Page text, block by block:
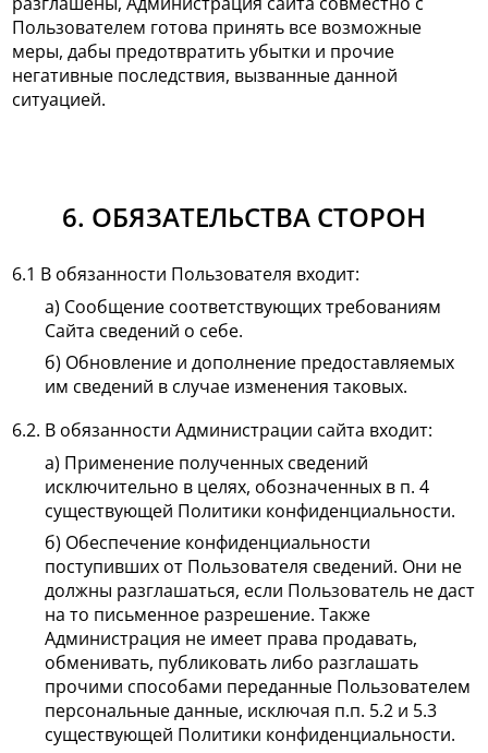
Пользователем готова принять все возможные
меры, дабы предотвратить убытки и прочие
негативные последствия, вызванные данной
ситуацией.
6. ОБЯЗАТЕЛЬСТВА СТОРОН
6.1 В обязанности Пользователя входит:
а) Сообщение соответствующих требованиям
Сайта сведений о себе.
б) Обновление и дополнение предоставляемых
им сведений в случае изменения таковых.
6.2. В обязанности Администрации сайта входит:
а) Применение полученных сведений
исключительно в целях, обозначенных в п. 4
существующей Политики конфиденциальности.
б) Обеспечение конфиденциальности
поступивших от Пользователя сведений. Они не
должны разглашаться, если Пользователь не даст
на то письменное разрешение. Также
Администрация не имеет права продавать,
обменивать, публиковать либо разглашать
прочими способами переданные Пользователем
персональные данные, исключая п.п. 5.2 и 5.3
существующей Политики конфиденциальности.